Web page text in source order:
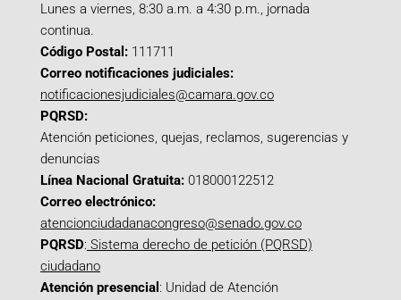
Lunes a viernes, 8:30 a.m. a 4:30 p.m., jornada
continua.
Código Postal: 111711
Correo notificaciones judiciales:
notificacionesjudiciales@camara.gov.co
PQRSD:
Atención peticiones, quejas, reclamos, sugerencias y
denuncias
Línea Nacional Gratuita: 018000122512
Correo electrónico:
atencionciudadanacongreso@senado.gov.co
PQRSD: Sistema derecho de petición (PQRSD)
ciudadano
Atención presencial : Unidad de Atención